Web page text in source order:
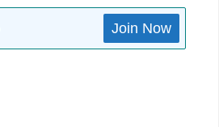
Join Now